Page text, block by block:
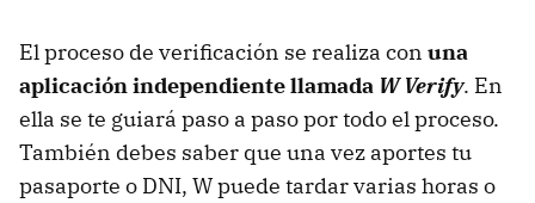
El proceso de verificación se realiza con una
aplicación independiente llamada W Verify. En
ella se te guiará paso a paso por todo el proceso.
También debes saber que una vez aportes tu
pasaporte o DNI, W puede tardar varias horas o